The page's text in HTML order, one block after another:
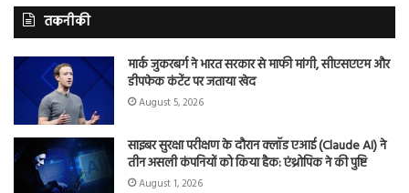
तकनीकी
मार्क जुकरबर्ग ने भारत सरकार से माफी मांगी, सीएसएएम और
डीपफेक कंटेंट पर जताया खेद
August 5, 2026
साइबर सुरक्षा परीक्षण के दौरान क्लॉड एआई (Claude AI) ने
तीन असली कंपनियों को किया हैक: एंथ्रोपिक ने की पुष्टि
August 1, 2026